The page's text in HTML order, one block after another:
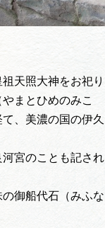
運営組織
天照大神をお祀り
まとひめのみこ
、美濃の国の伊久
宮のことも記され
御船代石（みふな